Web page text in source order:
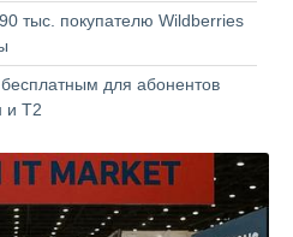
тыс. покупателю Wildberries
для абонентов
и Т2